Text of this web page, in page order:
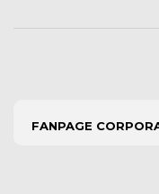
FANPAGE